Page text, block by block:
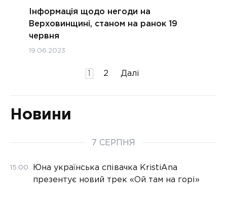
Інформація щодо негоди на
Верховинщині, станом на ранок 19
червня
19.06.2023
2 Далі
Новини
7 СЕРПНЯ
15:00
Юна українська співачка KristiAna
презентує новий трек «Ой там на горі»